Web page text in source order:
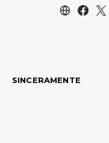
SINCERAMENTE